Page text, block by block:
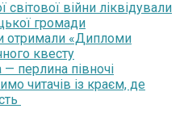
світової війни ліквідували
громади
отримали «Дипломи
квесту
перлина півночі
читачів із краєм, де